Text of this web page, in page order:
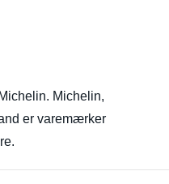
Michelin,
er varemærker